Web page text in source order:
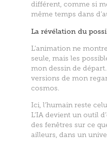
différent, comme si
même temps dans
La révélation du
L’animation ne
seule, mais les
mon dessin de
versions de mon
cosmos.
Ici, l’humain reste
L’IA devient un outil
des fenêtres sur ce
ailleurs, dans un